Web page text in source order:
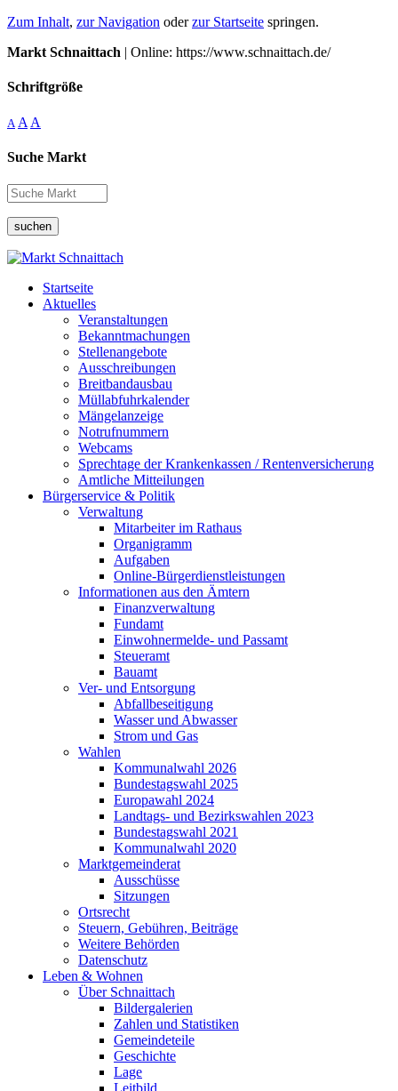
Zum Inhalt, zur Navigation oderzur Startseite springen.
Markt Schnaittach | Online: https://www.schnaittach.de/
Schriftgröße
A A A
Suche Markt
suchen
Startseite
Aktuelles
Veranstaltungen
Bekanntmachungen
Stellenangebote
Ausschreibungen
Breitbandausbau
Müllabfuhrkalender
Mängelanzeige
Notrufnummern
Webcams
Sprechtage der Krankenkassen / Rentenversicherung
Amtliche Mitteilungen
Bürgerservice & Politik
Verwaltung
Mitarbeiter im Rathaus
Organigramm
Aufgaben
Online-Bürgerdienstleistungen
Informationen aus den Ämtern
Finanzverwaltung
Fundamt
Einwohnermelde- und Passamt
Steueramt
Bauamt
Ver- und Entsorgung
Abfallbeseitigung
Wasser und Abwasser
Strom und Gas
Wahlen
Kommunalwahl 2026
Bundestagswahl 2025
Europawahl 2024
Landtags- und Bezirkswahlen 2023
Bundestagswahl 2021
Kommunalwahl 2020
Marktgemeinderat
Ausschüsse
Sitzungen
Ortsrecht
Steuern, Gebühren, Beiträge
Weitere Behörden
Datenschutz
Leben & Wohnen
Über Schnaittach
Bildergalerien
Zahlen und Statistiken
Gemeindeteile
Geschichte
Lage
Leitbild